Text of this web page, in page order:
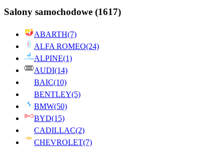
Salony samochodowe (1617)
ABARTH(7)
ALFA ROMEO(24)
ALPINE(1)
AUDI(14)
BAIC(10)
BENTLEY(5)
BMW(50)
BYD(15)
CADILLAC(2)
CHEVROLET(7)